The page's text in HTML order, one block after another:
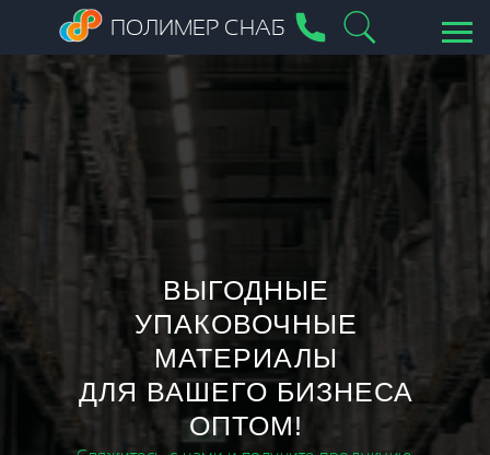
ПОЛИМЕР СНАБ
ВЫГОДНЫЕ
УПАКОВОЧНЫЕ
МАТЕРИАЛЫ
ДЛЯ ВАШЕГО БИЗНЕСА
ОПТОМ!